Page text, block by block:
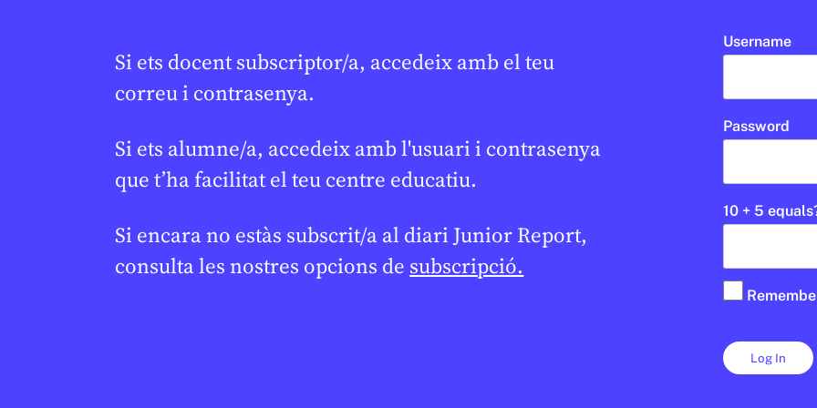
Si ets docent subscriptor/a, accedeix amb el teu
correu i contrasenya.
Si ets alumne/a, accedeix amb l'usuari i contrasenya
que t’ha facilitat el teu centre educatiu.
Si encara no estàs subscrit/a al diari Junior Report,
consulta les nostres opcions de subscripció.
Username
Password
10 + 5